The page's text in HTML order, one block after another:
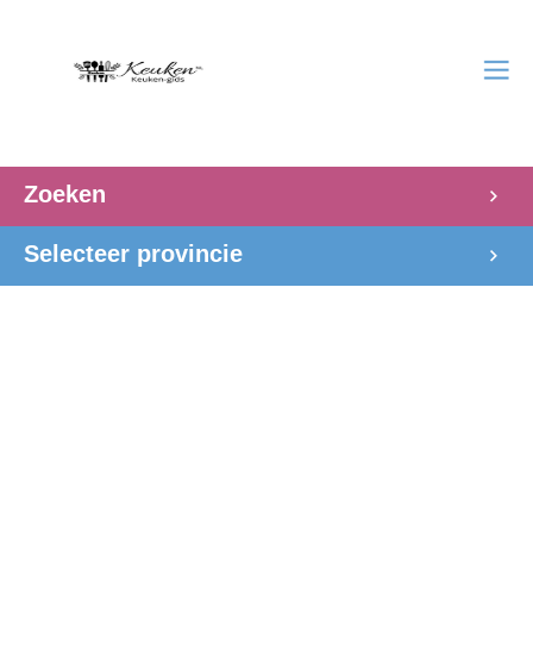
Zoeken
Selecteer provincie